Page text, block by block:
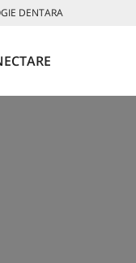
DENTARA